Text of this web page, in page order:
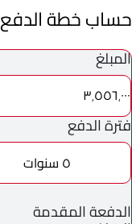
حساب خطة الدفع
المبلغ
٣٬٥٥٦٬٠٠٠
فترة الدفع
٥ سنوات
الدفعة المقدمة